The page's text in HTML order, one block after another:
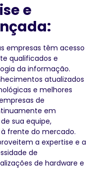
e
empresas têm acesso
qualificados e
da informação.
atualizados
e melhores
de
em
sua equipe,
frente do mercado.
a expertise e a
de
de hardware e